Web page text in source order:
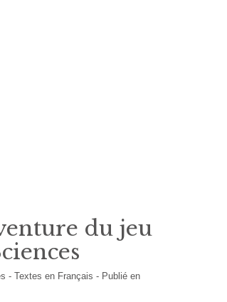
du jeu
-Textes en Français- Publié en